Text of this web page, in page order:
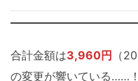
合計金額は3,960円
（
の変更が響いている……